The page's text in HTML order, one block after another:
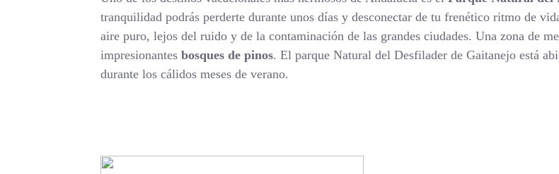
tranquilidad podrás perderte durante unos días y desconectar de tu frenético ritmo de
aire puro, lejos del ruido y de la contaminación de las grandes ciudades. Una zona de
impresionantesbosques de pinos. El parque Natural del Desfilader de Gaitanejo está
durante los cálidos meses de verano.